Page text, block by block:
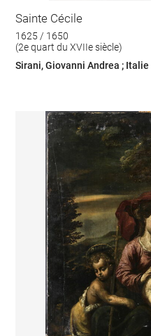
Sainte Cécile
1625 / 1650
(2e quart du XVIIe siècle)
Sirani, Giovanni Andrea ; Italie